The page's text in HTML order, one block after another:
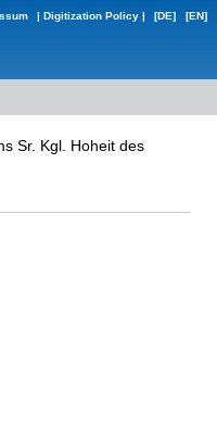
| Digitization Policy | [DE] [EN]
Sr. Kgl. Hoheit des